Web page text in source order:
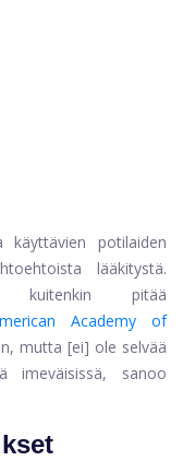
käyttävien potilaiden
lääkitystä.
kuitenkin pitää
Academy of
mutta [ei] ole selvää
imeväisissä, sanoo